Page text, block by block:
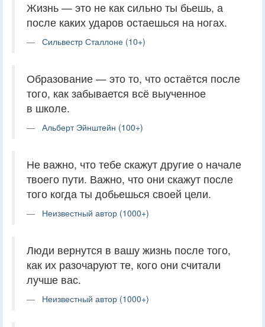
Жизнь — это не как сильно ты бьешь, а
после каких ударов остаешься на ногах.
Сильвестр Сталлоне (10+)
Образование — это то, что остаётся после
того, как забывается всё выученное
в школе.
Альберт Эйнштейн (100+)
Не важно, что тебе скажут другие о начале
твоего пути. Важно, что они скажут после
того когда ты добьешься своей цели.
Неизвестный автор (1000+)
Люди вернутся в вашу жизнь после того,
как их разочаруют те, кого они считали
лучше вас.
Неизвестный автор (1000+)